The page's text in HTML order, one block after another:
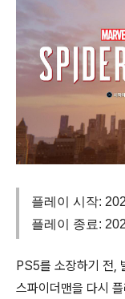
플레이 시작:
플레이 종료:
PS5를 소장하기 전,
스파이더맨을 다시